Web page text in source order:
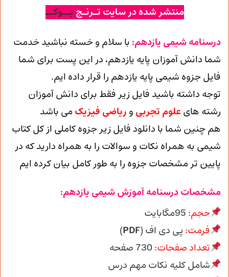
منتشر شده در سایت تـرنـج بــوکــ
درسنامه شیمی یازدهم: با سلام و خسته نباشید خدمت
شما دانش آموزان پایه یازدهم، در این پست برای شما
فایل جزوه شیمی پایه یازدهم را قرار داده ایم.
توجه داشته باشید فایل زیر فقط برای دانش آموزان
رشته هایعلوم تجربی و ریاضی فیزیک می باشد
هم چنین شما با دانلود فایل زیر جزوه کاملی از کل کتاب
شیمی به همراه نکات و سوالات را به همراه دارید که در
پایین تر مشخصات جزوه را به طور کامل بیان کرده ایم
مشخصات درسنامه آموزش شیمی یازدهم:
حجم:
فرمت: پی دی اف (PDF
)
تعداد صفحات:730صفحه
شامل کلیه نکات مهم درس